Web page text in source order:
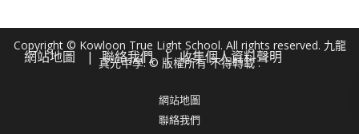
網站地圖 聯絡我們 收集個人資料聲明
Copyright © Kowloon True Light School. All rights reserved. 九龍
真光中學. © 版權所有 不得轉載 .
網站地圖
聯絡我們